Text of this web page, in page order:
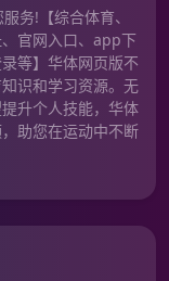
务!【综合体育、
官网入口、app下
等】华体网页版不
识和学习资源。无
升个人技能，华体
助您在运动中不断